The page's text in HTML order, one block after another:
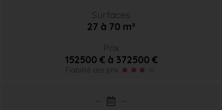
Surfaces
27 à 70 m²
Prix
152500 € à 372500 €
Fiabilité des prix